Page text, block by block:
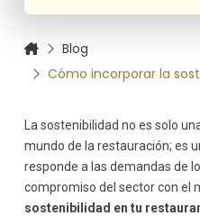
Gestiona eficientemente
Comunica tus esfuerzos a
Blog
Cómo incorporar la
La sostenibilidad no es solo
mundo de la restauración; es
responde a las demandas de
compromiso del sector con el
sostenibilidad en tu